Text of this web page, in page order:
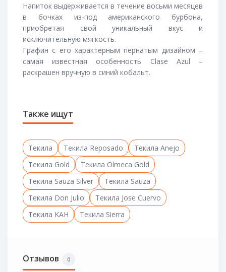
Напиток выдерживается в течение восьми месяцев
в бочках из-под американского бурбона,
приобретая свой уникальный вкус и
исключительную мягкость.
Графин с его характерным пернатым дизайном –
самая известная особенность Clase Azul –
раскрашен вручную в синий кобальт.
Также ищут
Текила Текила Reposado
Текила Anejo
Текила Gold
Текила Olmeca Gold
Текила Sauza Silver
Текила Sauza
Текила Don Julio
Текила Jose Cuervo
Текила KAH
Текила Sierra
Отзывов 0